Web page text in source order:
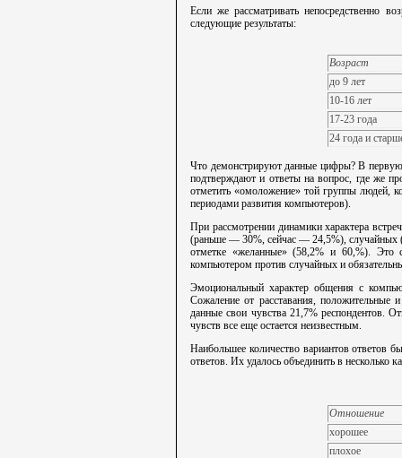
Если же рассматривать непосредственно
следующие результаты:
Возраст
до 9 лет
10-16 лет
17-23 года
24 года и
Что демонстрируют данные цифры? В
подтверждают и ответы на вопрос, где же
отметить «омоложение» той группы людей,
периодами развития компьютеров).
При рассмотрении динамики характера
(раньше — 30%, сейчас — 24,5%), случайных
отметке «желанные» (58,2% и 60,%). Это
компьютером против случайных и
Эмоциональный характер общения с
Сожаление от расставания, положительные
данные свои чувства 21,7% респондентов.
чувств все еще остается неизвестным.
Наибольшее количество вариантов ответов
ответов. Их удалось объединить в несколько
Отношение
хорошее
плохое